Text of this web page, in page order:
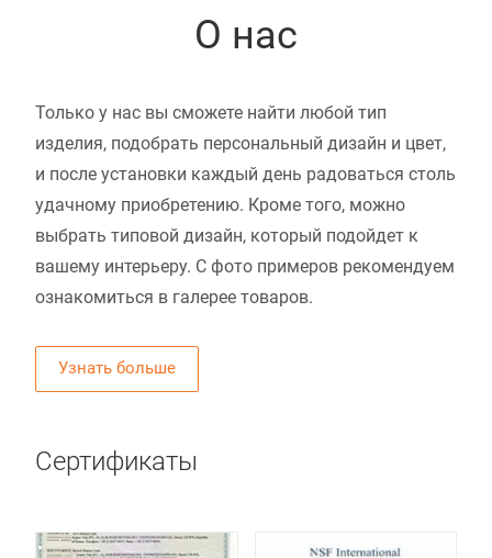
О нас
Только у нас вы сможете найти любой тип
изделия, подобрать персональный дизайн и цвет,
и после установки каждый день радоваться столь
удачному приобретению. Кроме того, можно
выбрать типовой дизайн, который подойдет к
вашему интерьеру. С фото примеров рекомендуем
ознакомиться в галерее товаров.
Узнать больше
Сертификаты